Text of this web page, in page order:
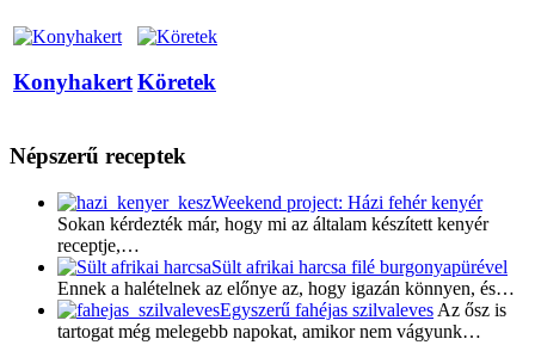
KonyhakertKöretek
Népszerű receptek
Weekend project: Házi fehér kenyér
Sokan kérdezték már, hogy mi az általam készített kenyér
receptje,…
Sült afrikai harcsa filé burgonyapürével
Ennek a halételnek az előnye az, hogy igazán könnyen, és…
Egyszerű fahéjas szilvaleves Az ősz is
tartogat még melegebb napokat, amikor nem vágyunk…